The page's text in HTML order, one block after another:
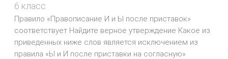
6 класс
Правило «Правописание И и Ы после приставок»
соответствует Найдите верное утверждение Какое из
приведенных ниже слов является исключением из
правила «Ы и И после приставки на согласную»